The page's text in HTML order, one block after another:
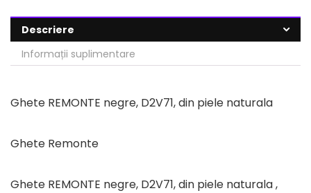
Descriere
Informații suplimentare
Ghete REMONTE negre, D2V71, din piele naturala
Ghete Remonte
Ghete REMONTE negre, D2V71, din piele naturala ,